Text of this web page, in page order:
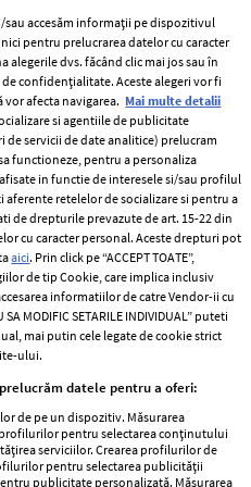
Termeni si conditii
Politica de
confidențialitate
Politica de cookies
Publicitate
femei
Viva
Avantaje
sau accesăm informații pe dispozitivul
pentru prelucrarea datelor cu caracter
alegerile dvs. făcând clic mai jos sau în
confidențialitate. Aceste alegeri vor fi
afecta navigarea. Mai multe detalii
si agentiile de publicitate
servicii de date analitice) prelucram
functioneze, pentru a personaliza
in functie de interesele si/sau profilul
retelelor de socializare si pentru a
de drepturile prevazute de art. 15-22 din
cu caracter personal. Aceste drepturi pot
aici. Prin click pe “ACCEPT TOATE”,
de tip Cookie, care implica inclusiv
informatiilor de catre Vendor-ii cu
MODIFIC SETARILE INDIVIDUAL” puteti
mai putin cele legate de cookie strict
ului.
datele pentru a oferi:
de pe un dispozitiv. Măsurarea
pentru selectarea conținutului
serviciilor. Crearea profilurilor de
pentru selectarea publicității
publicitate personalizată. Măsurarea